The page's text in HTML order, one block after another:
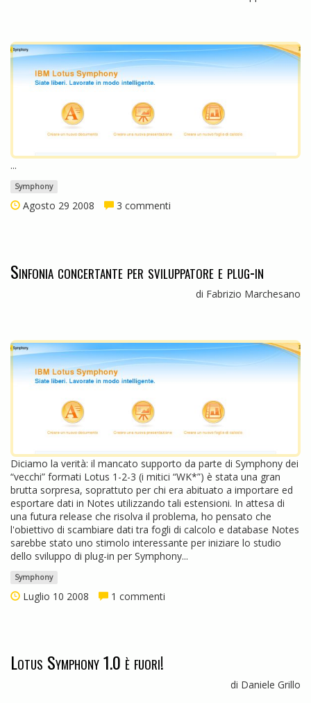
...
Symphony
Agosto 29 2008 3 commenti
Sinfonia concertante per sviluppatore e plug-in
di Fabrizio Marchesano
Diciamo la verità: il mancato supporto da parte di Symphony dei
“vecchi” formati Lotus 1-2-3 (i mitici “WK*”) è stata una gran
brutta sorpresa, soprattuto per chi era abituato a importare ed
esportare dati in Notes utilizzando tali estensioni. In attesa di
una futura release che risolva il problema, ho pensato che
l'obiettivo di scambiare dati tra fogli di calcolo e database Notes
sarebbe stato uno stimolo interessante per iniziare lo studio
dello sviluppo di plug-in per Symphony...
Symphony
Luglio 10 2008 1 commenti
Lotus Symphony 1.0 è fuori!
di Daniele Grillo